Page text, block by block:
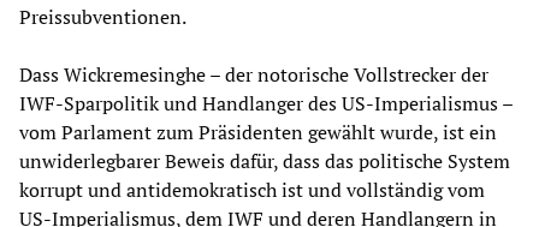
Preissubventionen.
Dass Wickremesinghe – der notorische Vollstrecker der
IWF-Sparpolitik und Handlanger des US-Imperialismus –
vom Parlament zum Präsidenten gewählt wurde, ist ein
unwiderlegbarer Beweis dafür, dass das politische System
korrupt und antidemokratisch ist und vollständig vom
US-Imperialismus, dem IWF und deren Handlangern in